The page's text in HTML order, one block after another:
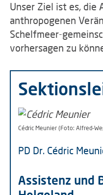
Unser Ziel ist es, die
anthropogenen
Schelfmeer-
vorhersagen zu
Cédric Meunier (Foto: Alfred-
PD Dr. Cédric
Assistenz und